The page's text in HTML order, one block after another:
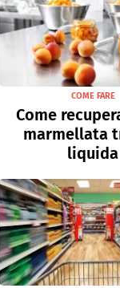
COME FARE
Come
marmellata
liquida